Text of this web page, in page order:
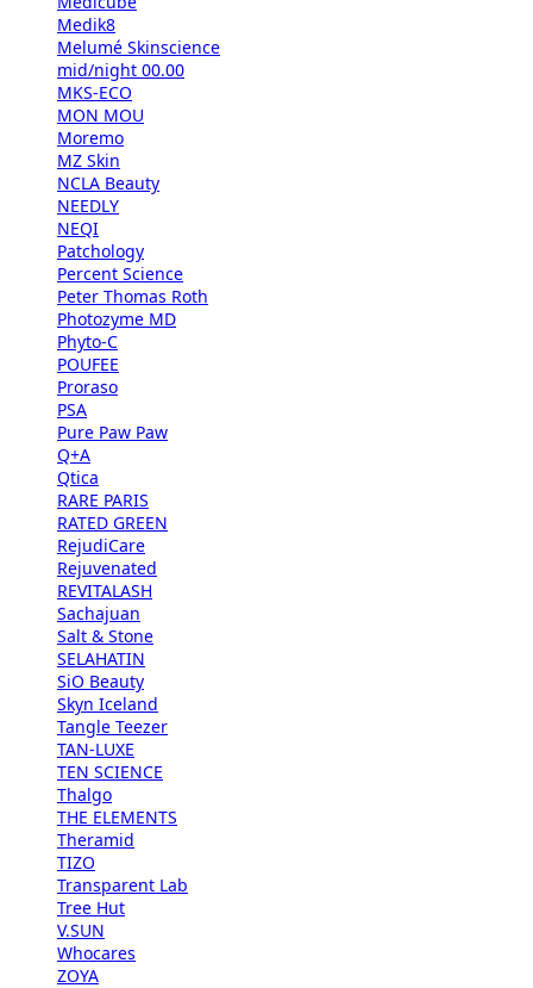
Medik8
Melumé Skinscience
mid/night 00.00
MKS-ECO
MON MOU
Moremo
MZ Skin
NCLA Beauty
NEEDLY
NEQI
Patchology
Percent Science
Peter Thomas Roth
Photozyme MD
Phyto-C
POUFEE
Proraso
PSA
Pure Paw Paw
Q+A
Qtica
RARE PARIS
RATED GREEN
RejudiCare
Rejuvenated
REVITALASH
Sachajuan
Salt & Stone
SELAHATIN
SiO Beauty
Skyn Iceland
Tangle Teezer
TAN-LUXE
TEN SCIENCE
Thalgo
THE ELEMENTS
Theramid
TIZO
Transparent Lab
Tree Hut
V.SUN
Whocares
ZOYA